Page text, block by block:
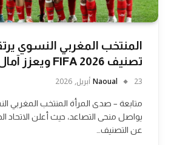
المنتخب المغربي النسوي
تصنيف FIFA 2026 ويعزز آمال التألق قارياً
Naoual 23 أبريل, 2026
يواصل منحى التصاعد، حيث أعلن الاتحاد
عن التصنيف…